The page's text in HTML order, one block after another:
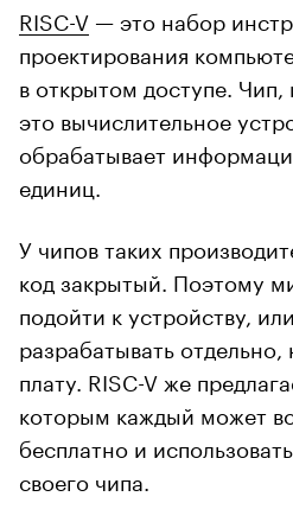
RISC-V — это набор
проектирования
в открытом доступе.
это вычислительное
обрабатывает
единиц.
У чипов таких
код закрытый. Поэтому
подойти к устройству,
разрабатывать
плату. RISC-V же
которым каждый может
бесплатно и
своего чипа.